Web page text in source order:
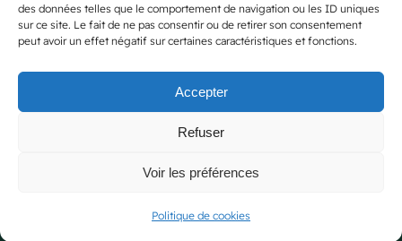
des données telles que le comportement de navigation ou les ID uniques
sur ce site. Le fait de ne pas consentir ou de retirer son consentement
peut avoir un effet négatif sur certaines caractéristiques et fonctions.
Accepter
Refuser
Voir les préférences
Politique de cookies
Réunion dont l’Autorité de gestion est la
Région Réunion. L’Europe s’engage à La
Numérik